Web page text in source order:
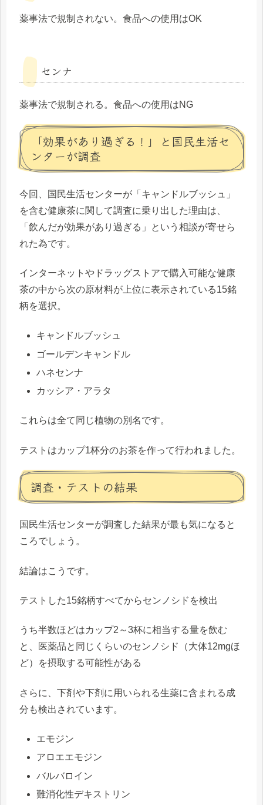
薬事法で規制されない。食品への使用はOK
センナ
薬事法で規制される。食品への使用はNG
「効果があり過ぎる！」と国民生活セ
ンターが調査
今回、国民生活センターが「キャンドルブッシュ」
を含む健康茶に関して調査に乗り出した理由は、
「 飲んだが効果があり過ぎる 」という相談が寄せら
れた為です。
インターネットやドラッグストアで購入可能な健康
茶の中から次の原材料が上位に表示されている15銘
柄を選択。
キャンドルブッシュ
ゴールデンキャンドル
ハネセンナ
カッシア・アラタ
これらは全て同じ植物の別名です。
テストはカップ1杯分のお茶を作って行われました。
調査・テストの結果
国民生活センターが調査した結果が最も気になると
ころでしょう。
結論はこうです。
テストした15銘柄すべてからセンノシドを検出
うち半数ほどはカップ2～3杯に相当する量を飲む
と、医薬品と同じくらいのセンノシド（大体12mgほ
ど）を摂取する可能性がある
さらに、下剤や下剤に用いられる生薬に含まれる成
分も検出されています。
エモジン
アロエエモジン
バルバロイン
難消化性デキストリン